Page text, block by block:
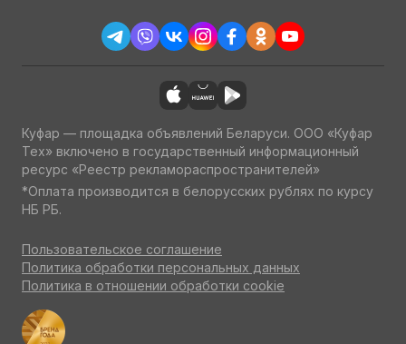
Куфар — площадка объявлений Беларуси. ООО «Куфар
Тех» включено в государственный информационный
ресурс «Реестр рекламораспространителей»
*Оплата производится в белорусских рублях по курсу
НБ РБ.
Пользовательское соглашение
Политика обработки персональных данных
Политика в отношении обработки cookie